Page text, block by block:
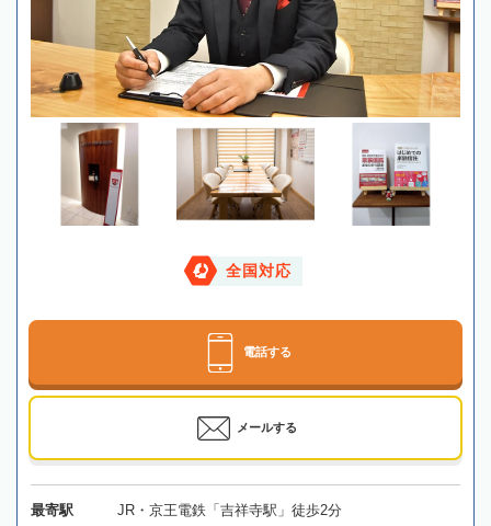
全国対応
電話する
メールする
最寄駅 JR・京王電鉄「吉祥寺駅」徒歩2分